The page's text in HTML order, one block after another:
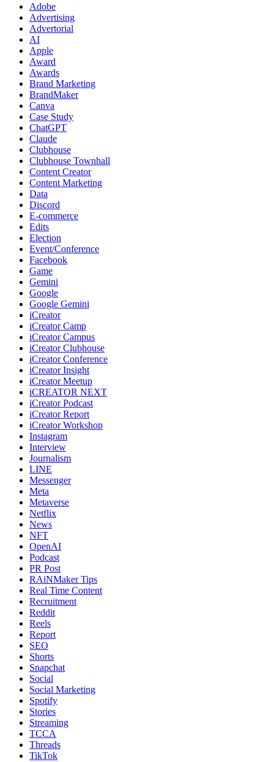
Adobe
Advertising
Advertorial
AI
Apple
Award
Awards
Brand Marketing
BrandMaker
Canva
Case Study
ChatGPT
Claude
Clubhouse
Clubhouse Townhall
Content Creator
Content Marketing
Data
Discord
E-commerce
Edits
Election
Event/Conference
Facebook
Game
Gemini
Google
Google Gemini
iCreator
iCreator Camp
iCreator Campus
iCreator Clubhouse
iCreator Conference
iCreator Insight
iCreator Meetup
iCREATOR NEXT
iCreator Podcast
iCreator Report
iCreator Workshop
Instagram
Interview
Journalism
LINE
Messenger
Meta
Metaverse
Netflix
News
NFT
OpenAI
Podcast
PR Post
RAiNMaker Tips
Real Time Content
Recruitment
Reddit
Reels
Report
SEO
Shorts
Snapchat
Social
Social Marketing
Spotify
Stories
Streaming
TCCA
Threads
TikTok